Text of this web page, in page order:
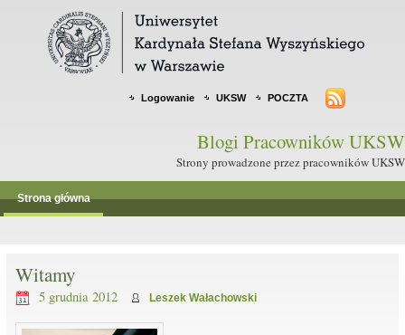
Logowanie UKSW POCZTA
Blogi Pracowników UKSW
Strony prowadzone przez pracowników UKSW
Strona główna
Witamy
5 grudnia 2012 Leszek Wałachowski